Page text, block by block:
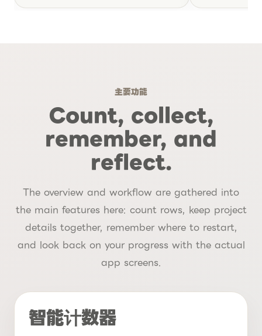
主要功能
Count, collect,
remember, and
reflect.
The overview and workflow are gathered into
the main features here: count rows, keep project
details together, remember where to restart,
and look back on your progress with the actual
app screens.
智能计数器